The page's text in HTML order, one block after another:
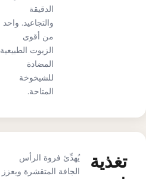
الدقيقة
والتجاعيد. واحد
من أقوى
الزيوت الطبيعية
المضادة
للشيخوخة
المتاحة.
تغذية
يُهدِّئ فروة الرأس
الجافة المتقشرة ويعزز